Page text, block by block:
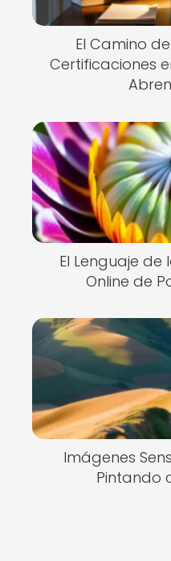
El Camino
Certificaciones
El Lenguaje de
Online de
Imágenes
Pintando